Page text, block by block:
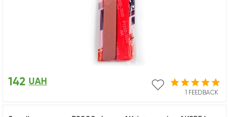
1 FEEDBACK
142 UAH